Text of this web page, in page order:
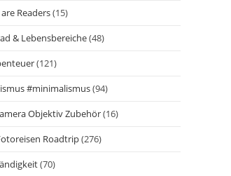
Readers(15)
& Lebensbereiche(48)
(121)
#minimalismus(94)
Objektiv Zubehör(16)
Roadtrip(276)
(70)